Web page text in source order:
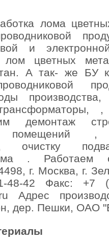
лома
и
лом цветных
А так- же БУ
проводниковой
демонтаж
помещений ,
очистку
лома .
г. Москва, г.
48-42 Факс: +7
Адрес
дер. Пешки, ОАО